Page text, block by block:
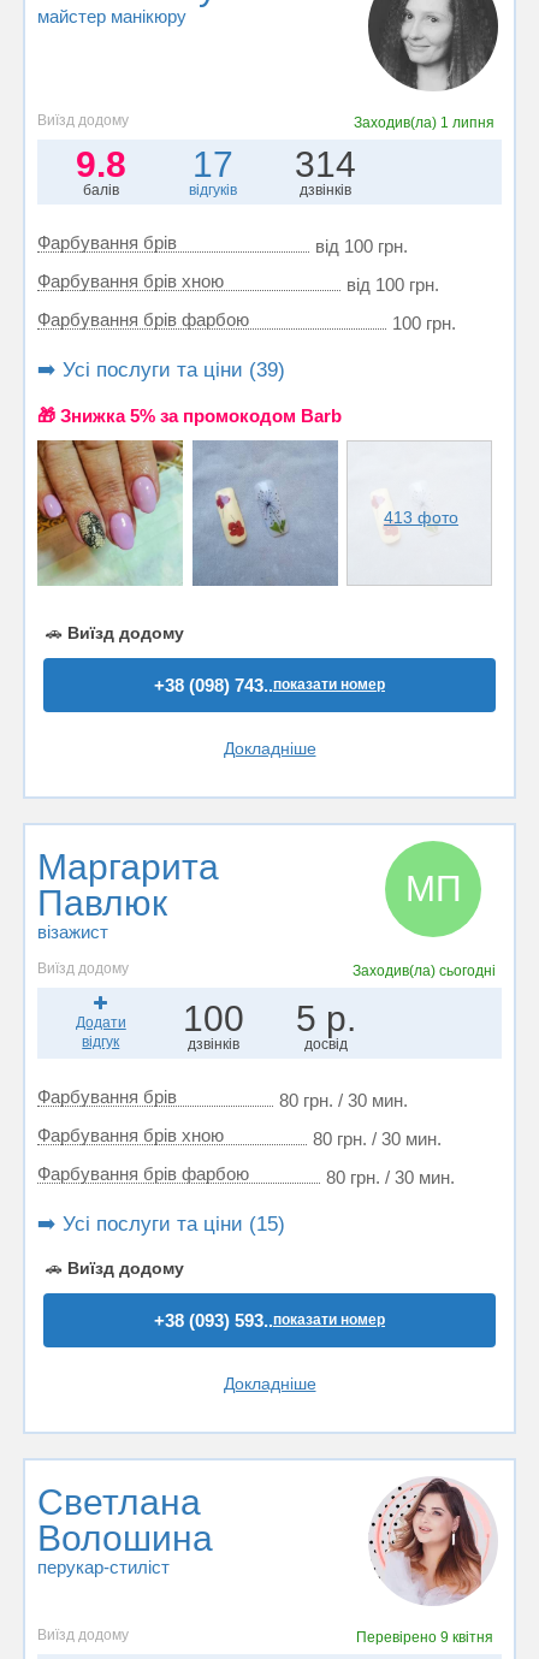
майстер манікюру
Виїзд додому Заходив(ла) 1 липня
9.8
балів
17
відгуків
314
дзвінків
Фарбування брів
від 100 грн.
Фарбування брів хною
від 100 грн.
Фарбування брів фарбою
100 грн.
➡️ Усі послуги та ціни (39)
🎁 Знижка 5% за промокодом Barb
413 фото
🚗 Виїзд додому
+38 (098) 743..показати номер
Докладніше
Маргарита
Павлюк
візажист
МП
Виїзд додому Заходив(ла)сьогодні
Додати
відгук
100
дзвінків
5 р.
досвід
Фарбування брів
80 грн. / 30 мин.
Фарбування брів хною
80 грн. / 30 мин.
Фарбування брів фарбою
80 грн. / 30 мин.
➡️ Усі послуги та ціни (15)
🚗 Виїзд додому
+38 (093) 593..показати номер
Докладніше
Светлана
Волошина
перукар-стиліст
Виїзд додому Перевірено 9 квітня